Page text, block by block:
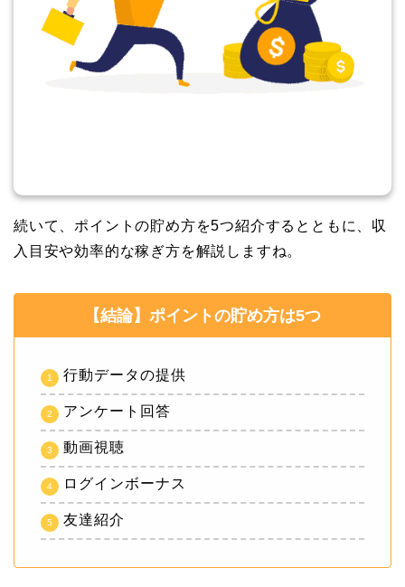
続いて、ポイントの貯め方を5つ紹介するとともに、収
入目安や効率的な稼ぎ方を解説しますね。
【結論】ポイントの貯め方は5つ
行動データの提供
アンケート回答
動画視聴
ログインボーナス
友達紹介